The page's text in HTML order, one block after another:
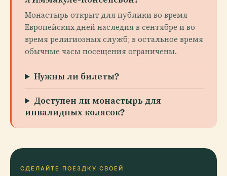
Монастырь открыт для публики во время
Европейских дней наследия в сентябре и во
время религиозных служб; в остальное время
обычные часы посещения ограничены.
Нужны ли билеты?
Доступен ли монастырь для
инвалидных колясок?
СДЕЛАЙТЕ ПОЕЗДКУ СВОЕЙ